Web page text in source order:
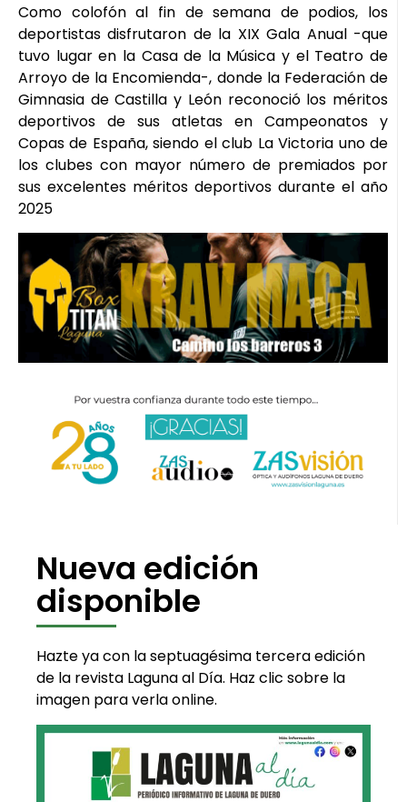
Como colofón al fin de semana de podios, los
deportistas disfrutaron de la XIX Gala Anual -que
tuvo lugar en la Casa de la Música y el Teatro de
Arroyo de la Encomienda-, donde la Federación de
Gimnasia de Castilla y León reconoció los méritos
deportivos de sus atletas en Campeonatos y
Copas de España, siendo el club La Victoria uno de
los clubes con mayor número de premiados por
sus excelentes méritos deportivos durante el año
2025
Nueva edición
disponible
Hazte ya con la septuagésima tercera edición
de la revista Laguna al Día. Haz clic sobre la
imagen para verla online.